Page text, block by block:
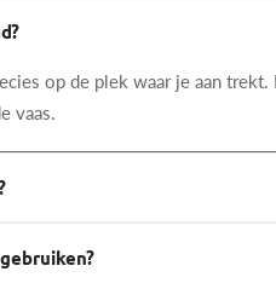
op de plek waar je aan
vaas.